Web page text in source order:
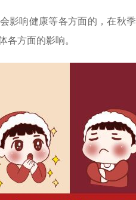
影响健康等各方面的，在秋
各方面的影响。